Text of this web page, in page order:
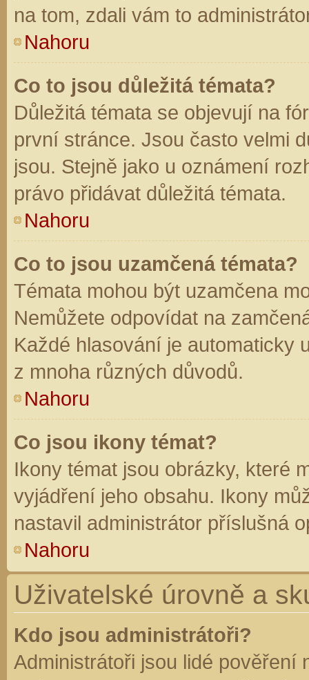
na tom, zdali vám to
Nahoru
Co to jsou důležitá témata?
Důležitá témata se objevují na
první stránce. Jsou často velmi
jsou. Stejně jako u oznámení
právo přidávat důležitá témata.
Nahoru
Co to jsou uzamčená témata?
Témata mohou být uzamčena
Nemůžete odpovídat na
Každé hlasování je automaticky
z mnoha různých důvodů.
Nahoru
Co jsou ikony témat?
Ikony témat jsou obrázky, které
vyjádření jeho obsahu. Ikony
nastavil administrátor příslušná
Nahoru
Uživatelské úrovně a
Kdo jsou administrátoři?
Administrátoři jsou lidé pověření